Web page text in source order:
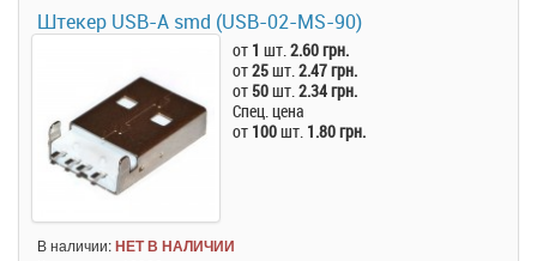
Штекер USB-A smd (USB-02-MS-90)
от 1 шт.2.60 грн.
от25шт.2.47 грн.
от 50шт.2.34 грн.
Спец. цена
от 100шт. 1.80 грн.
В наличии:НЕТ В НАЛИЧИИ